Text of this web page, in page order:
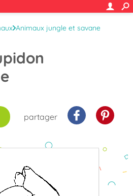
Animaux jungle et savane
partager